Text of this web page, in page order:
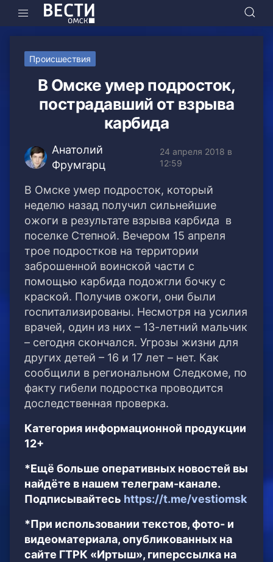
Происшествия
В Омске умер подросток,
пострадавший от взрыва
карбида
Анатолий
Фрумгарц
24 апреля 2018 в
12:59
В Омске умер подросток, который
неделю назад получил сильнейшие
ожоги в результате взрыва карбида в
поселке Степной. Вечером 15 апреля
трое подростков на территории
заброшенной воинской части с
помощью карбида подожгли бочку с
краской. Получив ожоги, они были
госпитализированы. Несмотря на усилия
врачей, один из них – 13-летний мальчик
– сегодня скончался. Угрозы жизни для
других детей – 16 и 17 лет – нет. Как
сообщили в региональном Следкоме, по
факту гибели подростка проводится
доследственная проверка.
Категория информационной продукции
12+
*Ещё больше оперативных новостей вы
найдёте в нашем телеграм-канале.
Подписывайтесь https://t.me/vestiomsk
*При использовании текстов, фото- и
видеоматериала, опубликованных на
сайте ГТРК «Иртыш», гиперссылка на